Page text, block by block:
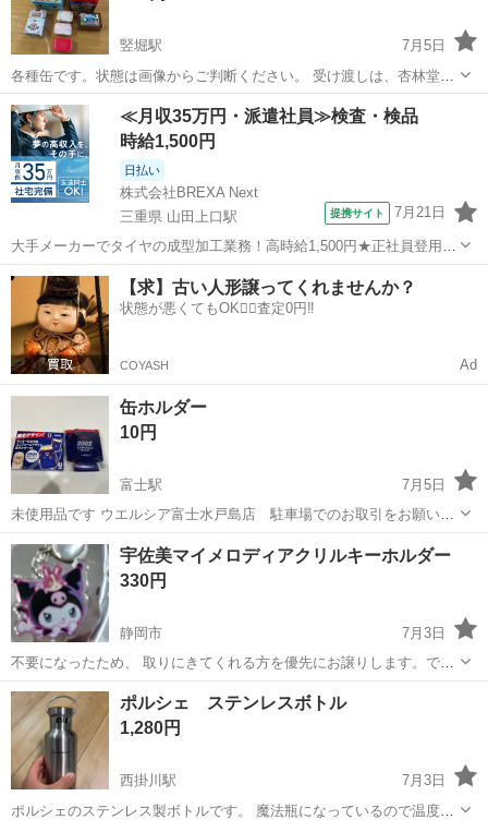
竪堀駅
7月5日
各種缶です。状態は画像からご判断ください。 受け渡しは、杏林堂富
士松岡店駐車場にて。 土日祝日限定でお願いします。 ※上記注意書き
を読まれず、平日取引や場所の問い合わせなどをするケースが頻発し
ております。 その場合、改めて...
静岡 富士市 竪堀駅 ノベルティグッズ 画像
≪月収35万円・派遣社員≫検査・検品
時給1,500円
日払い
株式会社BREXA Next
三重県 山田上口駅
提携サイト 7月21日
大手メーカーでタイヤの成型加工業務！高時給1,500円★正社員登用制
度あり！ワンルーム寮完備！マイカー通勤OK！無料駐車場あり！《三
重県伊勢市》 人気の工場のお仕事 ◇タイヤの製造◇ トラック・バ
ス・RV車用を中心とした...
三重 伊勢市 山田上口駅 その他
【求】古い人形譲ってくれませんか？
状態が悪くてもOK🙆‍♀️査定0円‼️
COYASH Ad
缶ホルダー
10円
富士駅
7月5日
未使用品です ウエルシア富士水戸島店 駐車場でのお取引をお願いし
ます
静岡 富士市 富士駅 ノベルティグッズ
宇佐美マイメロディアクリルキーホルダー
330円
静岡市
7月3日
不要になったため、 取りにきてくれる方を優先にお譲りします。でき
るだけ早くに静岡市立清水病院出入口車乗降場所に取り引きにきてく
れる方を最優先させていただきます。 よろしくおねがいします。
静岡 静岡市 ノベルティグッズ 場所
ポルシェ ステンレスボトル
1,280円
西掛川駅
7月3日
ポルシェのステンレス製ボトルです。 魔法瓶になっているので温度は